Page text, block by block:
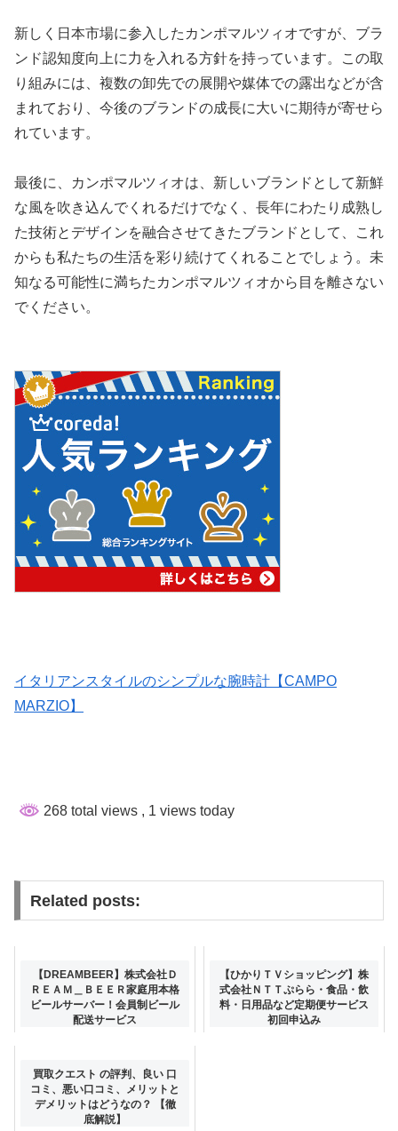
新しく日本市場に参入したカンポマルツィオですが、ブラ
ンド認知度向上に力を入れる方針を持っています。この取
り組みには、複数の卸先での展開や媒体での露出などが含
まれており、今後のブランドの成長に大いに期待が寄せら
れています。
最後に、カンポマルツィオは、新しいブランドとして新鮮
な風を吹き込んでくれるだけでなく、長年にわたり成熟し
た技術とデザインを融合させてきたブランドとして、これ
からも私たちの生活を彩り続けてくれることでしょう。未
知なる可能性に満ちたカンポマルツィオから目を離さない
でください。
イタリアンスタイルのシンプルな腕時計【CAMPO
MARZIO】
268 total views , 1 views today
Related posts:
【DREAMBEER】株式会社Ｄ
ＲＥＡＭ＿ＢＥＥＲ家庭用本格
ビールサーバー！会員制ビール
配送サービス
【ひかりＴＶショッピング】株
式会社ＮＴＴぷらら・食品・飲
料・日用品など定期便サービス
初回申込み
買取クエスト の評判、良い 口
コミ、悪い口コミ、メリットと
デメリットはどうなの？ 【徹
底解説】